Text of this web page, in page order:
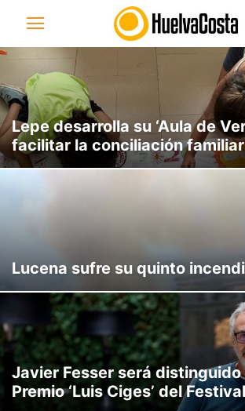
Lepe desarrolla su ‘Aula de
facilitar la conciliación familiar
Lucena sufre su quinto
Javier Fesser será distinguido
Premio ‘Luis Ciges’ del